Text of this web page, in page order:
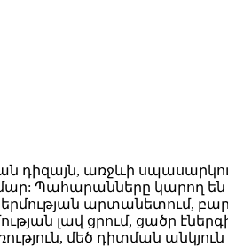
դիզայն, առջևի
Պահարանները կարող են
արտանետում,
լավ ցրում, ցածր
մեծ դիտման